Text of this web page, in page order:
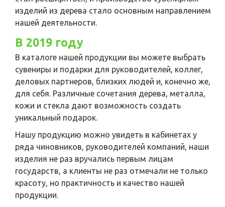
изделий из дерева стало основным направлением
нашей деятельности.
В 2019 году
В каталоге нашей продукции вы можете выбрать
сувениры и подарки для руководителей, коллег,
деловых партнеров, близких людей и, конечно же,
для себя. Различные сочетания дерева, металла,
кожи и стекла дают возможность создать
уникальный подарок.
Нашу продукцию можно увидеть в кабинетах у
ряда чиновников, руководителей компаний, наши
изделия не раз вручались первым лицам
государств, а клиенты не раз отмечали не только
красоту, но практичность и качество нашей
продукции.